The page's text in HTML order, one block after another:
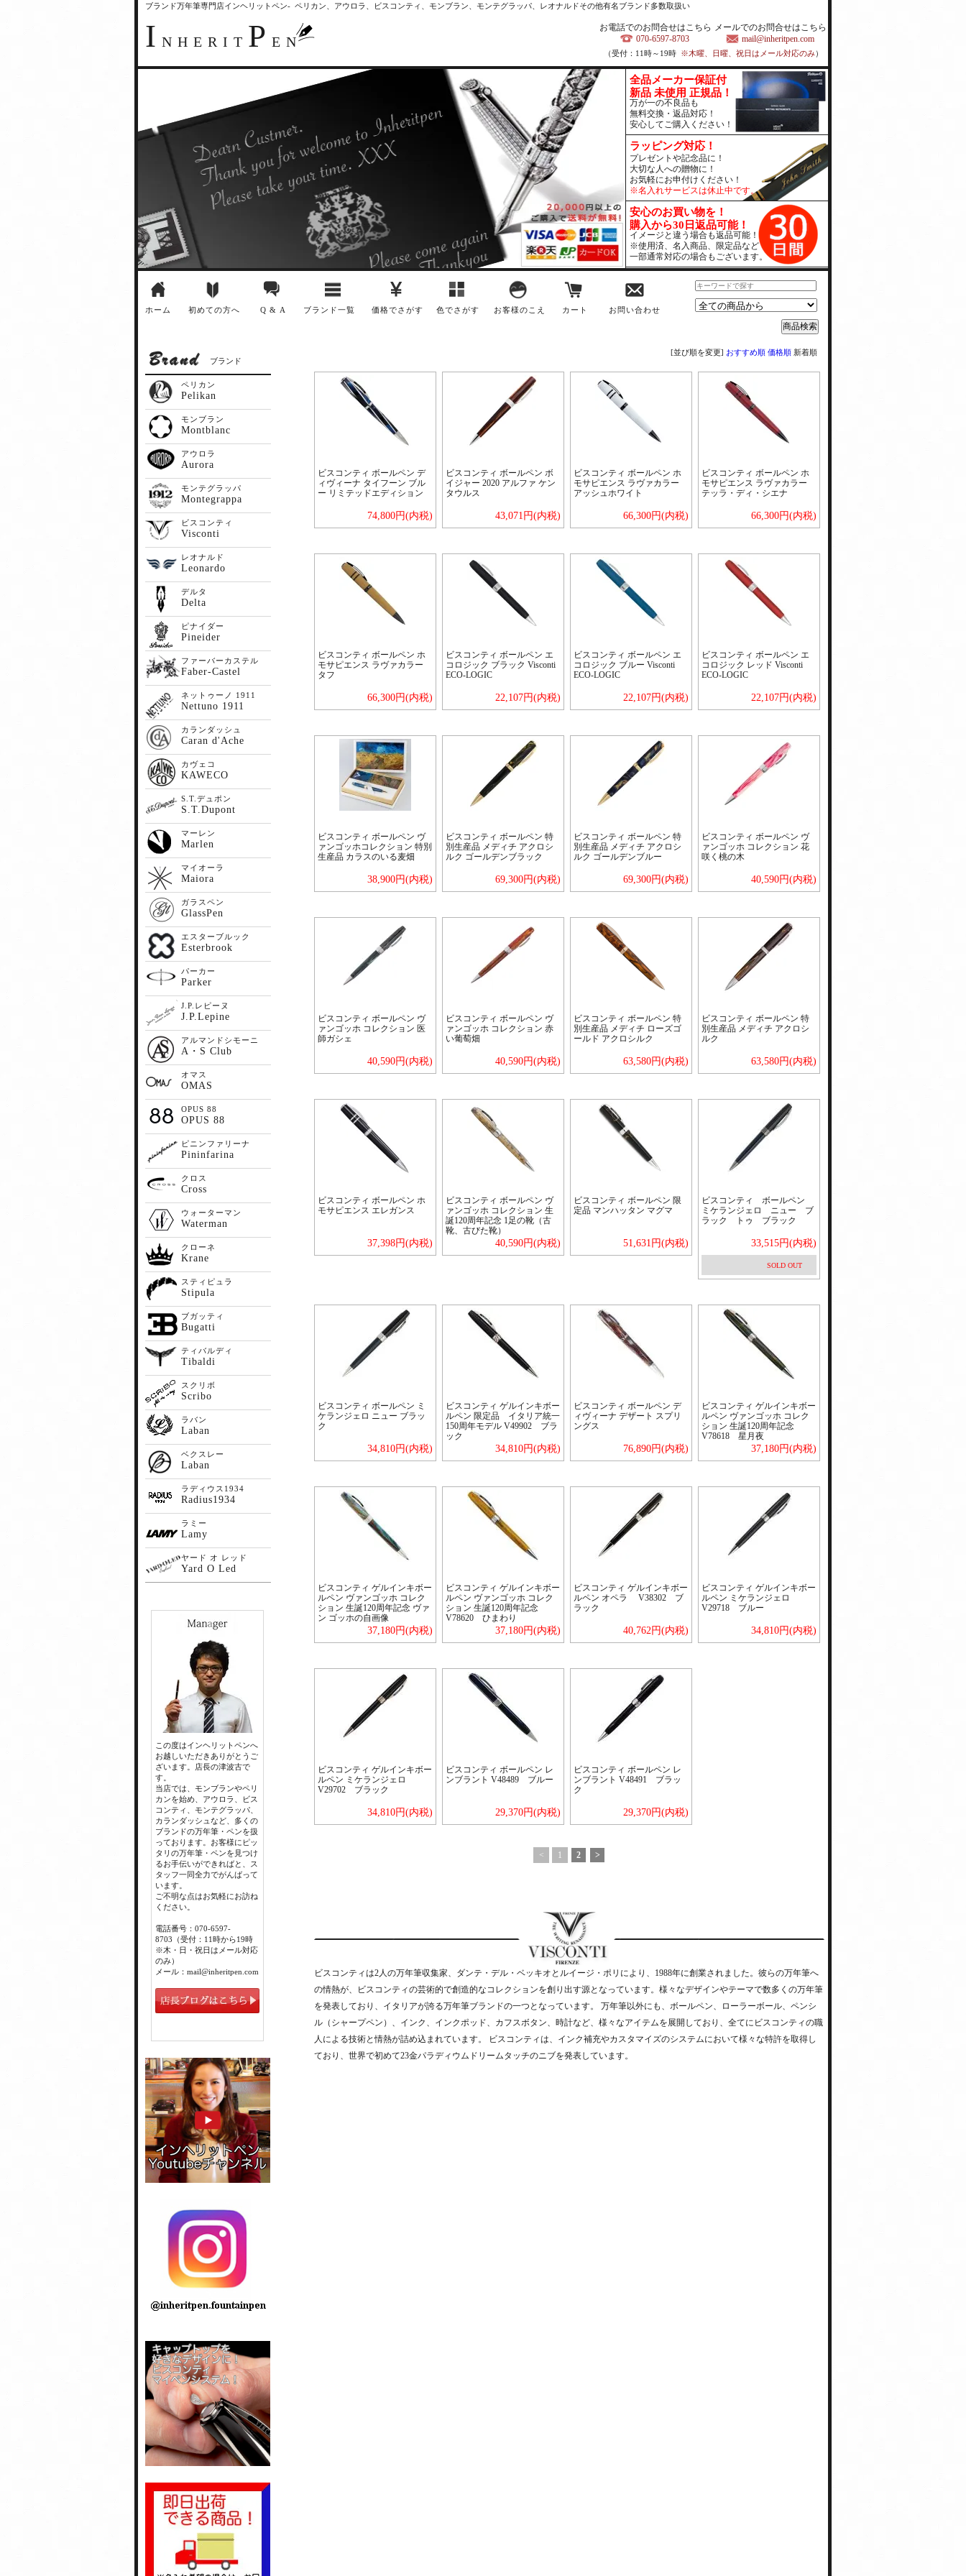
ブランド万年筆専門店インヘリットペン- ペリカン、アウロラ、ビスコンティ、モンブラン、モンテグラッパ、レオナルドその他有名ブランド多数取扱い
I NHERIT P EN
お電話でのお問合せはこちら
070-6597-8703
メールでのお問合せはこちら
mail@inheritpen.com
（受付：11時～19時 ※木曜、日曜、祝日はメール対応のみ）
全品メーカー保証付
新品 未使用 正規品！
万が一の不良品も
無料交換・返品対応！
安心してご購入ください！
ラッピング対応！
プレゼントや記念品に！
大切な人への贈物に！
お気軽にお申付けください！
※名入れサービスは休止中です。
安心のお買い物を！
購入から30日返品可能！
イメージと違う場合も返品可能！
※使用済、名入商品、限定品など
一部通常対応の場合もございます。
ホーム 初めての方へ Q & A ブランド一覧 価格でさがす 色でさがす お客様のこえ カート お問い合わせ
[並び順を変更] おすすめ順 価格順 新着順
ビスコンティ ボールペン デ
ィヴィーナ タイフーン ブル
ー リミテッドエディション
74,800円(内税)
ビスコンティ ボールペン ボ
イジャー 2020 アルファ ケン
タウルス
43,071円(内税)
ビスコンティ ボールペン ホ
モサピエンス ラヴァカラー
アッシュホワイト
66,300円(内税)
ビスコンティ ボールペン ホ
モサピエンス ラヴァカラー
テッラ・ディ・シエナ
66,300円(内税)
ビスコンティ ボールペン ホ
モサピエンス ラヴァカラー
タフ
66,300円(内税)
ビスコンティ ボールペン エ
コロジック ブラック Visconti
ECO-LOGIC
22,107円(内税)
ビスコンティ ボールペン エ
コロジック ブルー Visconti
ECO-LOGIC
22,107円(内税)
ビスコンティ ボールペン エ
コロジック レッド Visconti
ECO-LOGIC
22,107円(内税)
ビスコンティ ボールペン ヴ
ァンゴッホコレクション 特別
生産品 カラスのいる麦畑
38,900円(内税)
ビスコンティ ボールペン 特
別生産品 メディチ アクロシ
ルク ゴールデンブラック
69,300円(内税)
ビスコンティ ボールペン 特
別生産品 メディチ アクロシ
ルク ゴールデンブルー
69,300円(内税)
ビスコンティ ボールペン ヴ
ァンゴッホ コレクション 花
咲く桃の木
40,590円(内税)
ビスコンティ ボールペン ヴ
ァンゴッホ コレクション 医
師ガシェ
40,590円(内税)
ビスコンティ ボールペン ヴ
ァンゴッホ コレクション 赤
い葡萄畑
40,590円(内税)
ビスコンティ ボールペン 特
別生産品 メディチ ローズゴ
ールド アクロシルク
63,580円(内税)
ビスコンティ ボールペン 特
別生産品 メディチ アクロシ
ルク
63,580円(内税)
ビスコンティ ボールペン ホ
モサピエンス エレガンス
37,398円(内税)
ビスコンティ ボールペン ヴ
ァンゴッホ コレクション 生
誕120周年記念 1足の靴（古
靴、古びた靴）
40,590円(内税)
ビスコンティ ボールペン 限
定品 マンハッタン マグマ
51,631円(内税)
ビスコンティ ボールペン
ミケランジェロ ニュー ブ
ラック トゥ ブラック
33,515円(内税)
SOLD OUT
ビスコンティ ボールペン ミ
ケランジェロ ニュー ブラッ
ク
34,810円(内税)
ビスコンティ ゲルインキボー
ルペン 限定品 イタリア統一
150周年モデル V49902 ブラ
ック
34,810円(内税)
ビスコンティ ボールペン デ
ィヴィーナ デザート スプリ
ングス
76,890円(内税)
ビスコンティ ゲルインキボー
ルペン ヴァンゴッホ コレク
ション 生誕120周年記念
V78618 星月夜
37,180円(内税)
ビスコンティ ゲルインキボー
ルペン ヴァンゴッホ コレク
ション 生誕120周年記念 ヴァ
ン ゴッホの自画像
37,180円(内税)
ビスコンティ ゲルインキボー
ルペン ヴァンゴッホ コレク
ション 生誕120周年記念
V78620 ひまわり
37,180円(内税)
ビスコンティ ゲルインキボー
ルペン オペラ V38302 ブ
ラック
40,762円(内税)
ビスコンティ ゲルインキボー
ルペン ミケランジェロ
V29718 ブルー
34,810円(内税)
ビスコンティ ゲルインキボー
ルペン ミケランジェロ
V29702 ブラック
34,810円(内税)
ビスコンティ ボールペン レ
ンブラント V48489 ブルー
29,370円(内税)
ビスコンティ ボールペン レ
ンブラント V48491 ブラッ
ク
29,370円(内税)
< 1 2 >
ビスコンティは2人の万年筆収集家、ダンテ・デル・ベッキオとルイージ・ポリにより、1988年に創業されました。彼らの万年筆へ
の情熱が、ビスコンティの芸術的で創造的なコレクションを創り出す源となっています。様々なデザインやテーマで数多くの万年筆
を発表しており、イタリアが誇る万年筆ブランドの一つとなっています。 万年筆以外にも、ボールペン、ローラーボール、ペンシ
ル（シャープペン）、インク、インクポッド、カフスボタン、時計など、様々なアイテムを展開しており、全てにビスコンティの職
人による技術と情熱が詰め込まれています。 ビスコンティは、インク補充やカスタマイズのシステムにおいて様々な特許を取得し
ており、世界で初めて23金パラディウムドリームタッチのニブを発表しています。
ブランド
ペリカン
Pelikan
モンブラン
Montblanc
アウロラ
Aurora
モンテグラッパ
Montegrappa
ビスコンティ
Visconti
レオナルド
Leonardo
デルタ
Delta
ピナイダー
Pineider
ファーバーカステル
Faber-Castel
ネットゥーノ 1911
Nettuno 1911
カランダッシュ
Caran d'Ache
カヴェコ
KAWECO
S.T.デュポン
S.T.Dupont
マーレン
Marlen
マイオーラ
Maiora
ガラスペン
GlassPen
エスターブルック
Esterbrook
パーカー
Parker
J.P.レピーヌ
J.P.Lepine
アルマンドシモーニ
A・S Club
オマス
OMAS
OPUS 88
OPUS 88
ピニンファリーナ
Pininfarina
クロス
Cross
ウォーターマン
Waterman
クローネ
Krane
スティピュラ
Stipula
ブガッティ
Bugatti
ティバルディ
Tibaldi
スクリボ
Scribo
ラバン
Laban
ベクスレー
Laban
ラディウス1934
Radius1934
ラミー
Lamy
ヤード オ レッド
Yard O Led
この度はインヘリットペンへ
お越しいただきありがとうご
ざいます。店長の津波古で
す。
当店では、モンブランやペリ
カンを始め、アウロラ、ビス
コンティ、モンテグラッパ、
カランダッシュなど、多くの
ブランドの万年筆・ペンを扱
っております。お客様にピッ
タリの万年筆・ペンを見つけ
るお手伝いができればと、ス
タッフ一同全力でがんばって
います。
ご不明な点はお気軽にお訪ね
ください。
電話番号：070-6597-
8703（受付：11時から19時
※木・日・祝日はメール対応
のみ）
メール：mail@inheritpen.com